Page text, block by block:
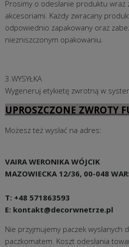
Prosimy o odesłanie produktu wraz
akcesoriami. Każdy zwracany
odpowiednio zapakowany oraz
niezniszczonym opakowaniu.
3.WYSYŁKA
Wygeneruj etykietę zwrotną w
UPROSZCZONE ZWROTY
Możesz też wysłać na adres:
VAIRA WERONIKA WÓJCIK
MAZOWIECKA 12/36, 00-048
T: +48 571863593
E: kontakt@decorwnetrze.pl
Nie przyjmujemy paczek wysłanych
paczkomatem. Koszt odesłania